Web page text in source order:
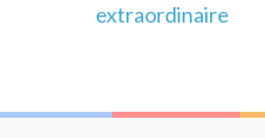
extraordinaire